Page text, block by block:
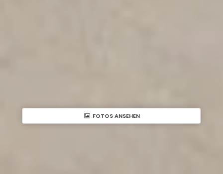
FOTOS ANSEHEN